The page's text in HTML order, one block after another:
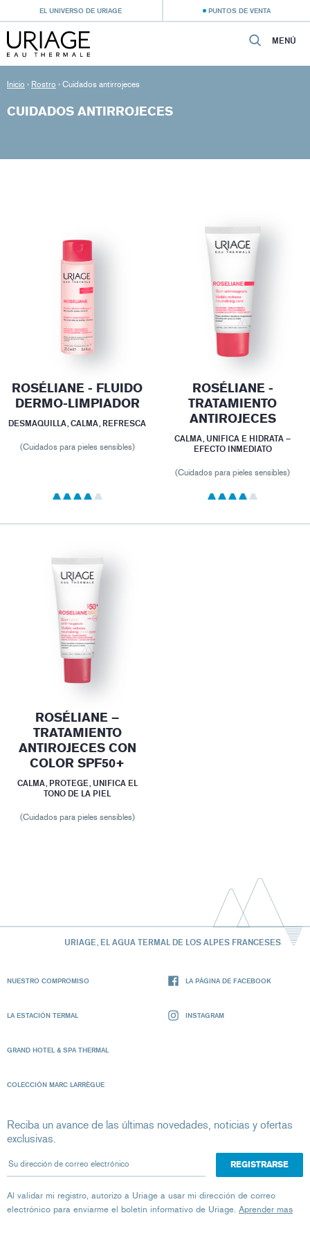
EL UNIVERSO DE URIAGE PUNTOS DE VENTA
MENÚ
Inicio › Rostro › Cuidados antirrojeces
CUIDADOS ANTIRROJECES
ROSÉLIANE - FLUIDO
DERMO-LIMPIADOR
DESMAQUILLA, CALMA, REFRESCA
(Cuidados para pieles sensibles)
ROSÉLIANE -
TRATAMIENTO
ANTIROJECES
CALMA, UNIFICA E HIDRATA –
EFECTO INMEDIATO
(Cuidados para pieles sensibles)
ROSÉLIANE –
TRATAMIENTO
ANTIROJECES CON
COLOR SPF50+
CALMA, PROTEGE, UNIFICA EL
TONO DE LA PIEL
(Cuidados para pieles sensibles)
URIAGE, EL AGUA TERMAL DE LOS ALPES FRANCESES
NUESTRO COMPROMISO
LA ESTACIÓN TERMAL
GRAND HOTEL & SPA THERMAL
COLECCIÓN MARC LARRÈGUE
LA PÁGINA DE FACEBOOK
INSTAGRAM
Reciba un avance de las últimas novedades, noticias y ofertas
exclusivas.
Su dirección de correo electrónico
Al validar mi registro, autorizo ​​a Uriage a usar mi dirección de correo
electrónico para enviarme el boletín informativo de Uriage. Aprender mas